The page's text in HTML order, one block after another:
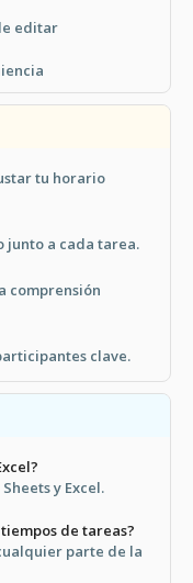
editar
tu horario
junto a cada tarea.
comprensión
clave.
y Excel.
de tareas?
parte de la